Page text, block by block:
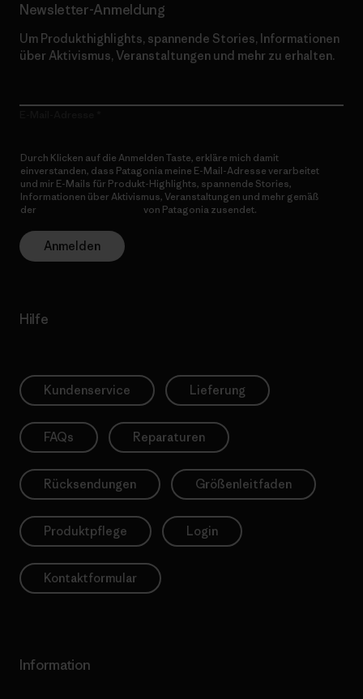
Newsletter-Anmeldung
Um Produkthighlights, spannende Stories, Informationen
über Aktivismus, Veranstaltungen und mehr zu erhalten.
Durch Klicken auf die Anmelden Taste, erkläre mich damit
einverstanden, dass Patagonia meine E-Mail-Adresse verarbeitet
und mir E-Mails für Produkt-Highlights, spannende Stories,
Informationen über Aktivismus, Veranstaltungen und mehr gemäß
der
von Patagonia zusendet.
Anmelden
Hilfe
Kundenservice Lieferung
FAQs Reparaturen
Rücksendungen Größenleitfaden
Produktpflege Login
Kontaktformular
Information